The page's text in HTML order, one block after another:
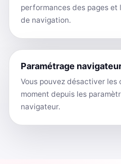
performances des pages et
de navigation.
Paramétrage
Vous pouvez désactiver les
moment depuis les
navigateur.